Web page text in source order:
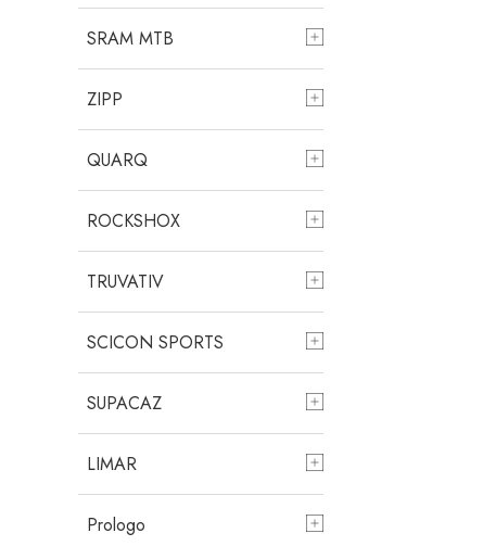
SRAM MTB
ZIPP
QUARQ
ROCKSHOX
TRUVATIV
SCICON SPORTS
SUPACAZ
LIMAR
Prologo